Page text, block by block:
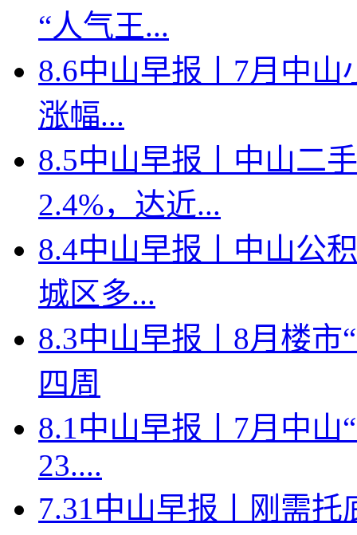
“人气王...
8.6中山早报丨7月中山
涨幅...
8.5中山早报丨中山二
2.4%，达近...
8.4中山早报丨中山公
城区多...
8.3中山早报丨8月楼市
四周
8.1中山早报丨7月中山
23....
7.31中山早报丨刚需